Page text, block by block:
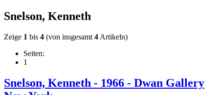
Snelson, Kenneth
Zeige 1 bis 4 (von insgesamt 4 Artikeln)
Seiten:
1
Snelson, Kenneth - 1966 - Dwan Gallery